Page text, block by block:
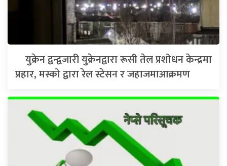
युक्रेन द्वन्द्वजारी युक्रेनद्वारा रूसी तेल प्रशोधन केन्द्रमा
प्रहार, मस्को द्वारा रेल स्टेसन र जहाजमाआक्रमण